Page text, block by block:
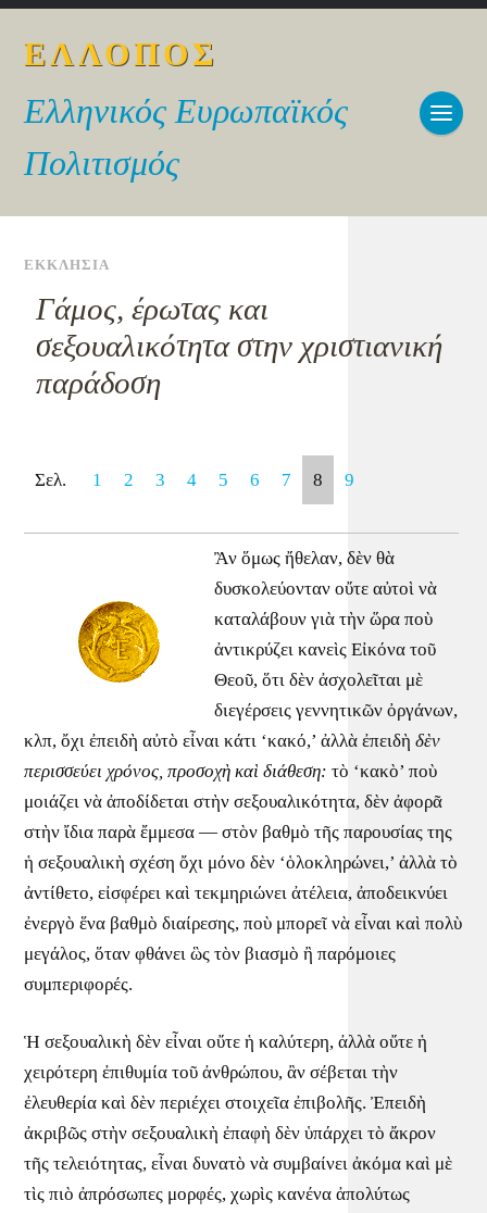
ΕΛΛΟΠΟΣ
Ελληνικός Ευρωπαϊκός
Πολιτισμός
ΕΚΚΛΗΣΙΑ
Γάμος, έρωτας και
σεξουαλικότητα στην χριστιανική
παράδοση
Σελ. 1 2 3 4 5 6 7 8 9
Ἂν ὅμως ἤθελαν, δὲν θὰ
δυσκολεύονταν οὔτε αὐτοὶ νὰ
καταλάβουν γιὰ τὴν ὥρα ποὺ
ἀντικρύζει κανεὶς Εἰκόνα τοῦ
Θεοῦ, ὅτι δὲν ἀσχολεῖται μὲ
διεγέρσεις γεννητικῶν ὀργάνων,
κλπ, ὄχι ἐπειδὴ αὐτὸ εἶναι κάτι ‘κακό,’ ἀλλὰ ἐπειδὴδὲν
περισσεύει χρόνος, προσοχὴ καὶ διάθεση: τὸ ‘κακὸ’ ποὺ
μοιάζει νὰ ἀποδίδεται στὴν σεξουαλικότητα, δὲν ἀφορᾶ
στὴν ἴδια παρὰ ἔμμεσα — στὸν βαθμὸ τῆς παρουσίας της
ἡ σεξουαλικὴ σχέση ὄχι μόνο δὲν ‘ὁλοκληρώνει,’ ἀλλὰ τὸ
ἀντίθετο, εἰσφέρει καὶ τεκμηριώνει ἀτέλεια, ἀποδεικνύει
ἐνεργὸ ἕνα βαθμὸ διαίρεσης, ποὺ μπορεῖ νὰ εἶναι καὶ πολὺ
μεγάλος, ὅταν φθάνει ὣς τὸν βιασμὸ ἢ παρόμοιες
συμπεριφορές.
Ἡ σεξουαλικὴ δὲν εἶναι οὔτε ἡ καλύτερη, ἀλλὰ οὔτε ἡ
χειρότερη ἐπιθυμία τοῦ ἀνθρώπου, ἂν σέβεται τὴν
ἐλευθερία καὶ δὲν περιέχει στοιχεῖα ἐπιβολῆς. Ἐπειδὴ
ἀκριβῶς στὴν σεξουαλικὴ ἐπαφὴ δὲν ὑπάρχει τὸ ἄκρον
τῆς τελειότητας, εἶναι δυνατὸ νὰ συμβαίνει ἀκόμα καὶ μὲ
τὶς πιὸ ἀπρόσωπες μορφές, χωρὶς κανένα ἀπολύτως